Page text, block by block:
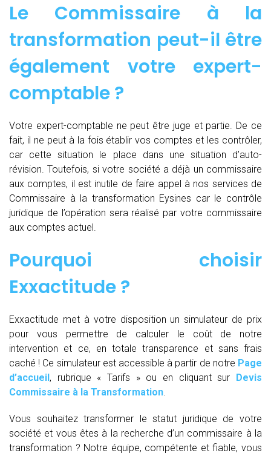
Le Commissaire à la
transformation peut-il être
également votre expert-
comptable ?
Votre expert-comptable ne peut être juge et partie. De ce
fait, il ne peut à la fois établir vos comptes et les contrôler,
car cette situation le place dans une situation d’auto-
révision. Toutefois, si votre société a déjà un commissaire
aux comptes, il est inutile de faire appel à nos services de
Commissaire à la transformation Eysines car le contrôle
juridique de l’opération sera réalisé par votre commissaire
aux comptes actuel.
Pourquoi choisir
Exxactitude ?
Exxactitude met à votre disposition un simulateur de prix
pour vous permettre de calculer le coût de notre
intervention et ce, en totale transparence et sans frais
caché ! Ce simulateur est accessible à partir de notre Page
d’accueil, rubrique « Tarifs » ou en cliquant sur Devis
Commissaire à la Transformation.
Vous souhaitez transformer le statut juridique de votre
société et vous êtes à la recherche d’un commissaire à la
transformation ? Notre équipe, compétente et fiable, vous